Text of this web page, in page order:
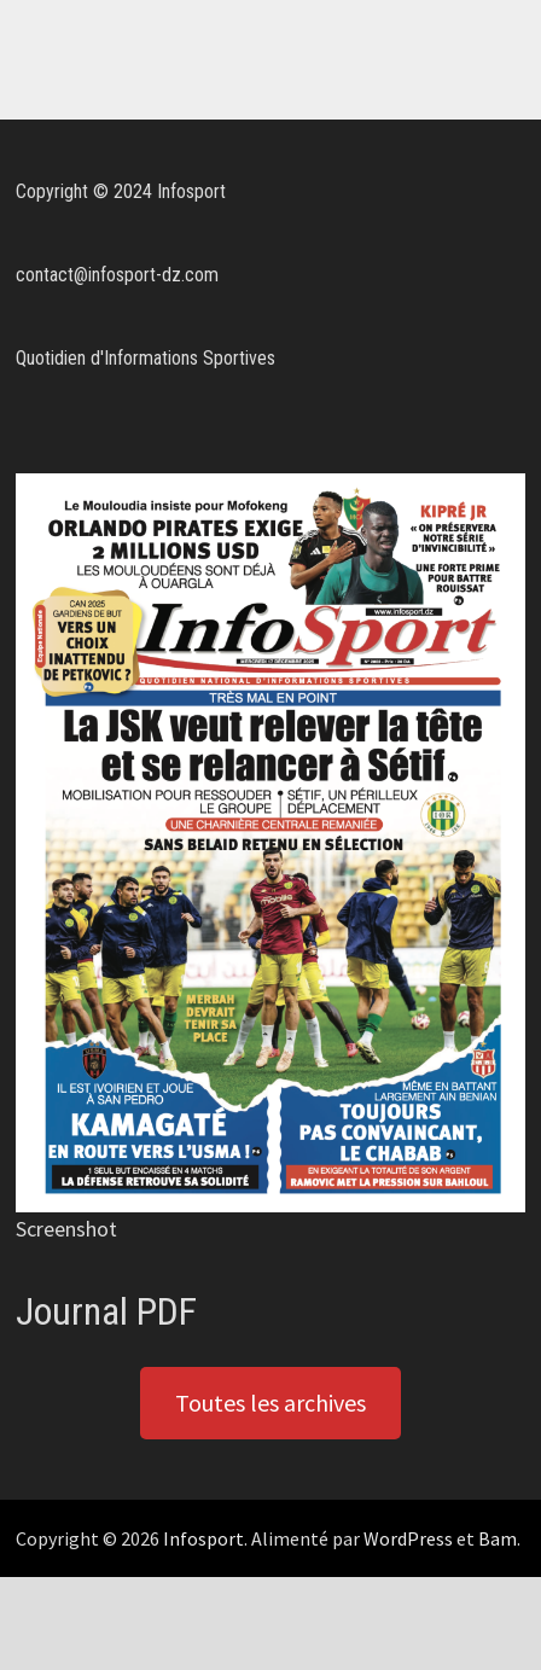
Copyright © 2024 Infosport
contact@infosport-dz.com
Quotidien d'Informations Sportives
Screenshot
Journal PDF
Toutes les archives
Copyright © 2026 Infosport. Alimenté parWordPress et Bam.